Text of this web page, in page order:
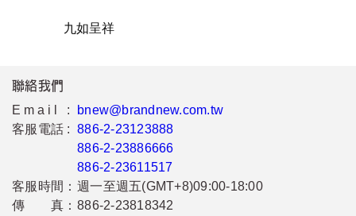
九如呈祥
聯絡我們
Email :
bnew@brandnew.com.tw
客服電話 : 886-2-23123888
886-2-23886666
886-2-23611517
客服時間： 週一至週五(GMT+8)09:00-18:00
傳 真： 886-2-23818342